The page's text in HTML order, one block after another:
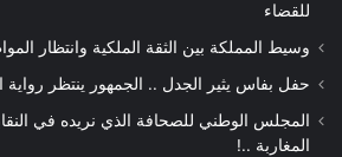
للقضاء
وسيط المملكة بين الثقة الملكية وانتظار
حفل بفاس يثير الجدل .. الجمهور ينتظر
المجلس الوطني للصحافة الذي نريده في
المغاربة ..!